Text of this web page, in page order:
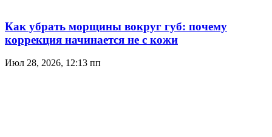
Как убрать морщины вокруг губ: почему
коррекция начинается не с кожи
Июл 28, 2026, 12:13 пп